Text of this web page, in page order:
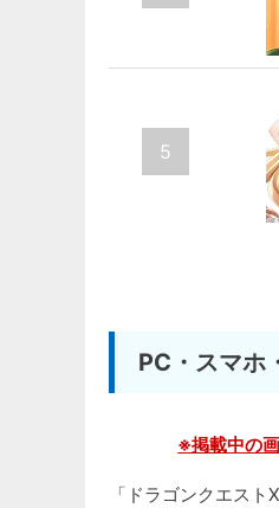
5
PC・スマホ
※掲載中の
「ドラゴンクエスト